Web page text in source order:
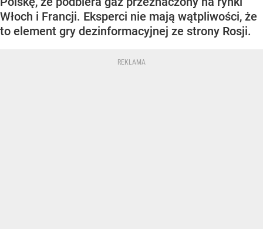
Włoch i Francji. Eksperci nie mają wątpliwości, że
to element gry dezinformacyjnej ze strony Rosji.